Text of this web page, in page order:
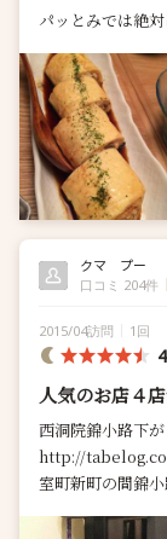
パッとみでは絶
どうやら入口の
れたみたいです）
...
クマ プー
口コミ 204件
2015/04訪問 1回
人気のお店４
西洞院錦小路下
http://
室町新町の間錦